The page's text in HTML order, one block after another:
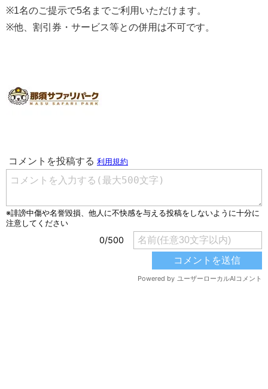
※1名のご提示で5名までご利用いただけます。
※他、割引券・サービス等との併用は不可です。